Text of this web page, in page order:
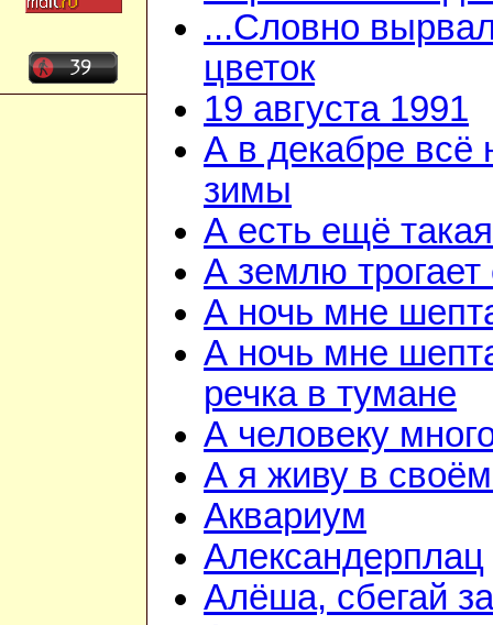
...Словно
цветок
19 августа 1991
А в декабре всё
зимы
А есть ещё
А землю трогает
А ночь мне
А ночь мне
речка в тумане
А человеку
А я живу в своём
Аквариум
Александерплац
Алёша, сбегай